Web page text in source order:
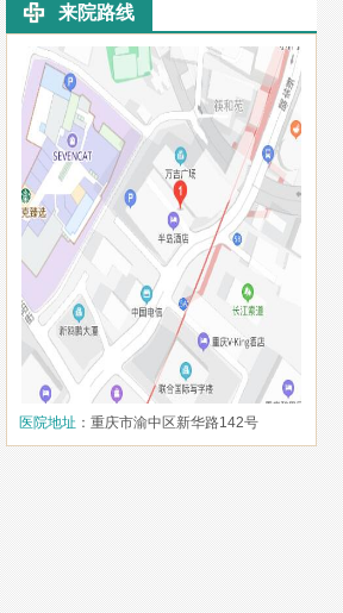
来院路线
医院地址 ：重庆市渝中区新华路142号